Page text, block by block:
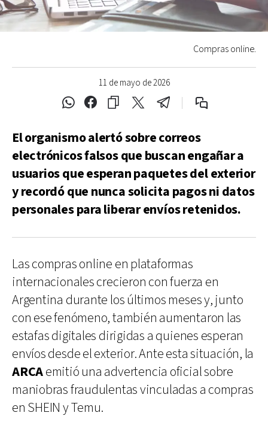
11 de mayo de 2026
Compras online.
El organismo alertó sobre correos
electrónicos falsos que buscan engañar a
usuarios que esperan paquetes del exterior
y recordó que nunca solicita pagos ni datos
personales para liberar envíos retenidos.
Las compras online en plataformas
internacionales crecieron con fuerza en
Argentina durante los últimos meses y, junto
con ese fenómeno, también aumentaron las
estafas digitales dirigidas a quienes esperan
envíos desde el exterior. Ante esta situación, la
ARCAemitió una advertencia oficial sobre
maniobras fraudulentas vinculadas a compras
en SHEIN y Temu.